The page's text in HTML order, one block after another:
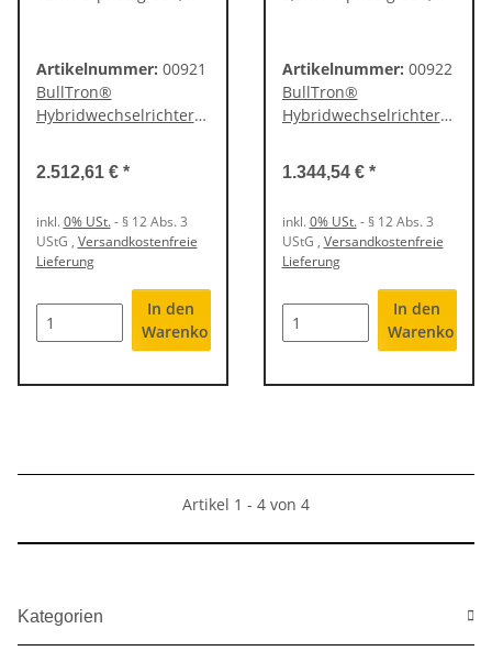
Artikelnummer: 00921
BullTron®
Hybridwechselrichter
Display, WIFI, CAN,
RS485
2.512,61 € *
inkl.0% USt.- § 12 Abs. 3
UStG , Versandkostenfreie
Lieferung
In den
Warenkorb
Artikelnummer: 00922
BullTron®
Hybridwechselrichter
Display, WIFI, CAN,
RS485
1.344,54 € *
inkl.0% USt.- § 12 Abs. 3
UStG , Versandkostenfreie
Lieferung
In den
Warenkorb
Artikel 1 - 4 von 4
Kategorien